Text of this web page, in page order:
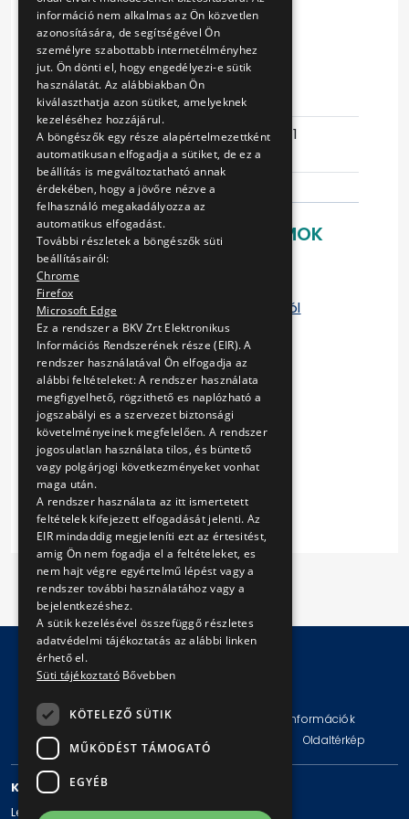
ALKATRÉSZEK
BESZERZÉSE
Eljárás száma
V-86/16
Ajánlattételi
határidő
2016-03-31
07:15:16
LETÖLTHETŐ DOKUMENTUMOK
Ajánlati felhívás
Nyilatkozat az alvállalkozó(k)ról
Versenyeztetési eljárásban
ajánlattevői nyilatkozat
Az adózásról és a tényleges
tulajdonosról
Referencianyilatkozat
Egyéb nyilatkozat
Ajánlati árak táblázata
Műszaki követelmények
Szállítási keretszerződés
Impresszum Jogi nyilatkozat
Technikai információk
Adatvédelmi politika és tájékoztatások
Oldaltérkép
KAPCSOLAT
Levelezési cím: 1980 Budapest, Pf. 11.
információ nem alkalmas az Ön közvetlen
azonosítására, de segítségével Ön
személyre szabottabb internetélményhez
jut. Ön dönti el, hogy engedélyezi-e sütik
használatát. Az alábbiakban Ön
kiválaszthatja azon sütiket, amelyeknek
kezeléséhez hozzájárul.
A böngészők egy része alapértelmezettként
automatikusan elfogadja a sütiket, de ez a
beállítás is megváltoztatható annak
érdekében, hogy a jövőre nézve a
felhasználó megakadályozza az
automatikus elfogadást.
További részletek a böngészők süti
beállításairól:
Chrome
Firefox
Microsoft Edge
Ez a rendszer a BKV Zrt Elektronikus
Információs Rendszerének része (EIR). A
rendszer használatával Ön elfogadja az
alábbi feltételeket: A rendszer használata
megfigyelhető, rögzithető es naplózható a
jogszabályi es a szervezet biztonsági
követelményeinek megfelelően. A rendszer
jogosulatlan használata tilos, és büntető
vagy polgárjogi következményeket vonhat
maga után.
A rendszer használata az itt ismertetett
feltételek kifejezett elfogadását jelenti. Az
EIR mindaddig megjeleníti ezt az értesitést,
amig Ön nem fogadja el a feltételeket, es
nem hajt végre egyértelmű lépést vagy a
rendszer további használatához vagy a
bejelentkezéshez.
A sütik kezelésével összefüggő részletes
adatvédelmi tájékoztatás az alábbi linken
érhető el.
Süti tájékoztató Bővebben
KÖTELEZŐ SÜTIK
MŰKÖDÉST TÁMOGATÓ
EGYÉB